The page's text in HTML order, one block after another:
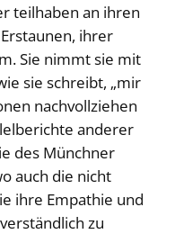
teilhaben an ihren
ihrer
Sie nimmt sie mit
sie schreibt, „mir
nachvollziehen
anderer
des Münchner
auch die nicht
ihre Empathie und
zu